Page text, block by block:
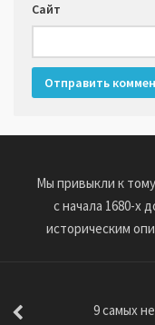
Сайт
Мы привыкли к
с начала 1680-х
историческим
9 самых